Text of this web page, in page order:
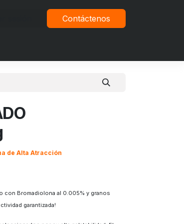
Contáctenos
de Alta Atracción
con Bromadiolona al 0.005% y granos
garantizada!